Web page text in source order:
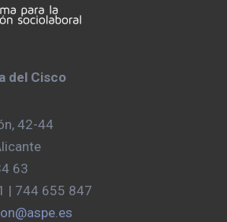
del Cisco
42-44
63
| 744 655 847